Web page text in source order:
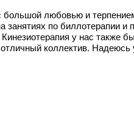
большой любовью и
по биллотерапии и
у нас также
коллектив. Надеюсь